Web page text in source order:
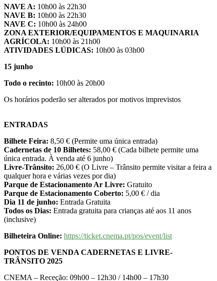
NAVE A: 10h00 às 22h30
NAVE B: 10h00 às 22h30
NAVE C: 10h00 às 24h00
ZONA EXTERIOR/EQUIPAMENTOS E MAQUINARIA
AGRÍCOLA: 10h00 às 21h00
ATIVIDADES LÚDICAS: 10h00 às 03h00
15 junho
Todo o recinto: 10h00 às 20h00
Os horários poderão ser alterados por motivos imprevistos
ENTRADAS
Bilhete Feira: 8,50 € (Permite uma única entrada)
Cadernetas de 10 Bilhetes: 58,00 € (Cada bilhete permite uma
única entrada. À venda até 6 junho)
Livre-Trânsito: 26,00 € (O Livre – Trânsito permite visitar a feira a
qualquer hora e várias vezes por dia)
Parque de Estacionamento Ar Livre: Gratuito
Parque de Estacionamento Coberto: 5,00 € / dia
Dia 11 de junho: Entrada Gratuita
Todos os Dias: Entrada gratuita para crianças até aos 11 anos
(inclusive)
Bilheteira Online: https://ticket.cnema.pt/pos/event/list
PONTOS DE VENDA CADERNETAS E LIVRE-
TRÂNSITO 2025
CNEMA – Receção: 09h00 – 12h30 / 14h00 – 17h30